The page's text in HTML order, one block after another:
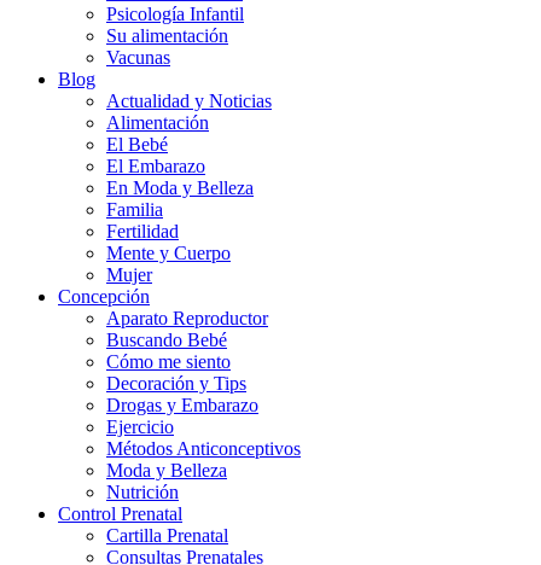
Psicología Infantil
Su alimentación
Vacunas
Blog
Actualidad y Noticias
Alimentación
El Bebé
El Embarazo
En Moda y Belleza
Familia
Fertilidad
Mente y Cuerpo
Mujer
Concepción
Aparato Reproductor
Buscando Bebé
Cómo me siento
Decoración y Tips
Drogas y Embarazo
Ejercicio
Métodos Anticonceptivos
Moda y Belleza
Nutrición
Control Prenatal
Cartilla Prenatal
Consultas Prenatales